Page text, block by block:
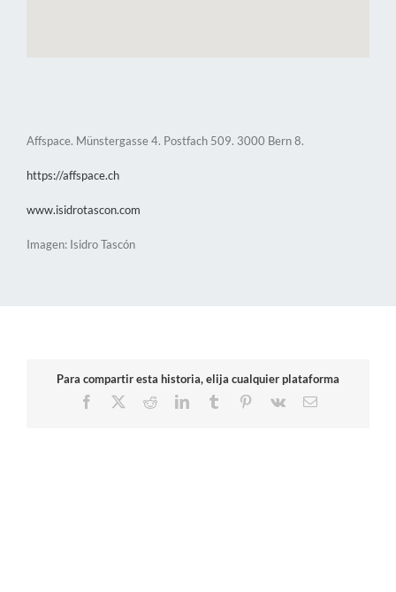
Affspace. Münstergasse 4. Postfach 509. 3000 Bern 8.
https://affspace.ch
www.isidrotascon.com
Imagen: Isidro Tascón
Para compartir esta historia, elija cualquier plataforma
Facebook
RedditLinkedInTumblr Pinterest
Vk
Correo